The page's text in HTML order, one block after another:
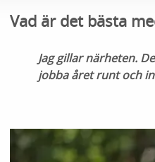
Vad är det bästa
Jag gillar närheten.
jobba året runt och